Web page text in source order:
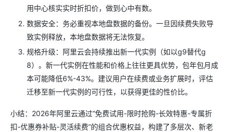
用中心核实实时折扣价，做到心中有数。
数据安全：务必重视本地盘数据的备份。一旦因续费失败导
致实例释放，本地盘数据将无法恢复。
规格升级：阿里云会持续推出新一代实例（如以g9替代g
8）。新一代实例在性能和价格上往往更具优势，包年包月成
本可能降低6%-43%。建议用户在续费或业务扩展时，评估
迁移至新一代实例的可行性，以获得更佳的性价比。
小结：2026年阿里云通过“免费试用-限时抢购-长效特惠-专属折
扣-优惠券补贴-灵活续费”的组合优惠权益，构建了多层次、新老